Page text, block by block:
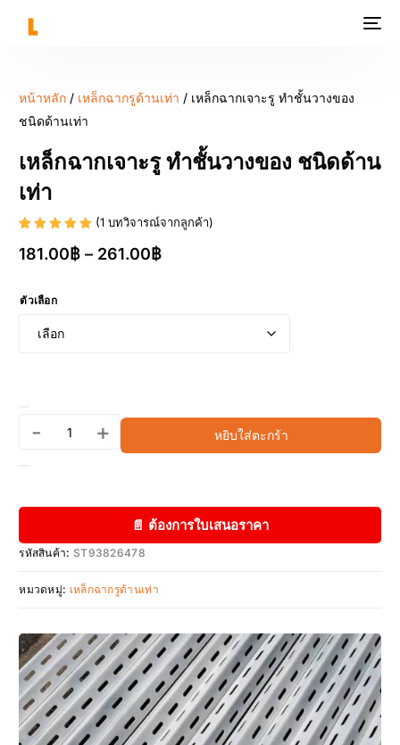
หน้าหลัก / เหล็กฉากรูด้านเท่า / เหล็กฉากเจาะรู ทำชั้นวางของ
ชนิดด้านเท่า
เหล็กฉากเจาะรู ทำชั้นวางของ ชนิดด้าน
เท่า
5.00จาก
5 คะแนน
คะแนน
(1 บทวิจารณ์จากลูกค้า)
181.00฿ – 261.00฿
ตัวเลือก
+
- หยิบใส่ตะกร้า
📄 ต้องการใบเสนอราคา
รหัสสินค้า: ST93826478
หมวดหมู่: เหล็กฉากรูด้านเท่า